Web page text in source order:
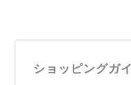
ショッピングガ